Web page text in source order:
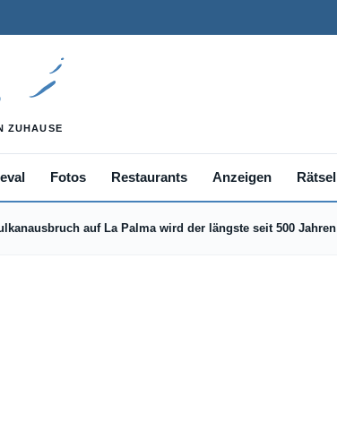
Fotos Restaurants Anzeigen Rätsel
auf La Palma wird der längste seit 500 Jahren